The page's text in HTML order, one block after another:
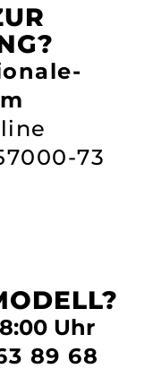
73
Uhr
89 68